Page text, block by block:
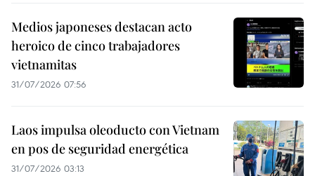
Medios japoneses destacan acto
heroico de cinco trabajadores
vietnamitas
31/07/2026 07:56
Laos impulsa oleoducto con Vietnam
en pos de seguridad energética
31/07/2026 03:13